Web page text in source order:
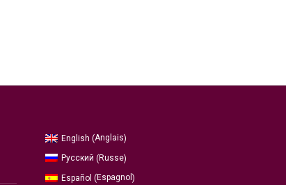
English (Anglais)
Русский (Russe)
Español (Espagnol )